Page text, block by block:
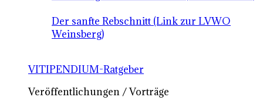
Der sanfte Rebschnitt (Link zur LVWO
Weinsberg)
VITIPENDIUM-Ratgeber
Veröffentlichungen / Vorträge